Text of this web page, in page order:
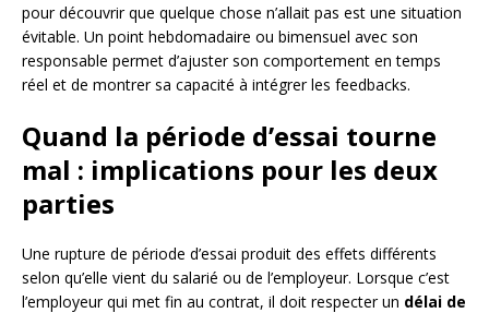
pour découvrir que quelque chose n’allait pas est une situation
évitable. Un point hebdomadaire ou bimensuel avec son
responsable permet d’ajuster son comportement en temps
réel et de montrer sa capacité à intégrer les feedbacks.
Quand la période d’essai tourne
mal : implications pour les deux
parties
Une rupture de période d’essai produit des effets différents
selon qu’elle vient du salarié ou de l’employeur. Lorsque c’est
l’employeur qui met fin au contrat, il doit respecter un délai de